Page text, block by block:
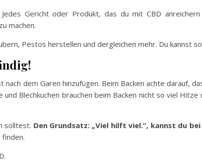
Gericht oder Produkt, das du mit CBD
machen.
Pestos herstellen und dergleichen mehr. Du kannst
dem Garen hinzufügen. Beim Backen achte darauf,
Blechkuchen brauchen beim Backen nicht so viel
solltest. Den Grundsatz: „Viel hilft viel.“, kannst du bei